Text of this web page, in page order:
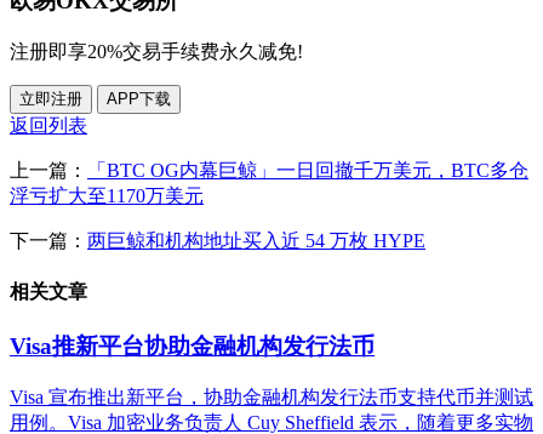
注册即享20%交易手续费永久减免!
立即注册 APP下载
返回列表
上一篇：
「BTC OG内幕巨鲸」一日回撤千万美元，BTC多仓
浮亏扩大至1170万美元
下一篇： 两巨鲸和机构地址买入近 54 万枚 HYPE
相关文章
Visa推新平台协助金融机构发行法币
Visa 宣布推出新平台，协助金融机构发行法币支持代币并测试
用例。Visa 加密业务负责人 Cuy Sheffield 表示，随着更多实物